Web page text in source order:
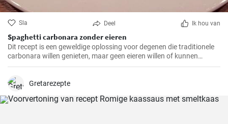
Sla Deel Ik hou van
Spaghetti carbonara zonder eieren
Dit recept is een geweldige oplossing voor degenen die traditionele
carbonara willen genieten, maar geen eieren willen of kunnen
consumeren.
Gretarezepte